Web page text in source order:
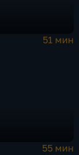
51 мин
55 мин